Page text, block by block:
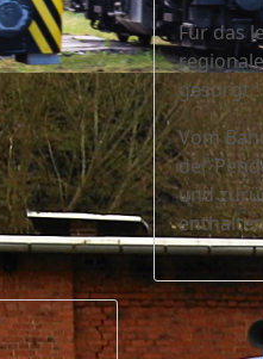
Für das
gesorgt !
Vom
der
und